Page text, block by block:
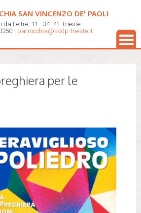
SAN VINCENZO DE' PAOLI
da Feltre, 11 - 34141 Trieste
- parrocchia@svdp-trieste.it
per le